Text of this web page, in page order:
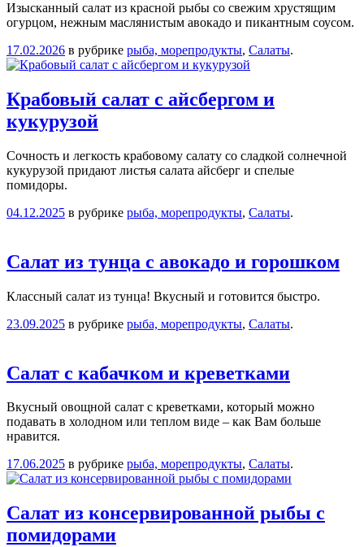
Изысканный салат из красной рыбы со свежим хрустящим
огурцом, нежным маслянистым авокадо и пикантным соусом.
17.02.2026 в рубрике рыба, морепродукты, Салаты.
Крабовый салат с айсбергом и
кукурузой
Сочность и легкость крабовому салату со сладкой солнечной
кукурузой придают листья салата айсберг и спелые
помидоры.
04.12.2025 в рубрике рыба, морепродукты, Салаты.
Салат из тунца с авокадо и горошком
Классный салат из тунца! Вкусный и готовится быстро.
23.09.2025 в рубрике рыба, морепродукты, Салаты.
Салат с кабачком и креветками
Вкусный овощной салат с креветками, который можно
подавать в холодном или теплом виде – как Вам больше
нравится.
17.06.2025 в рубрике рыба, морепродукты, Салаты.
Салат из консервированной рыбы с
помидорами